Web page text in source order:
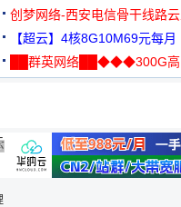
创梦网络-西安电信骨干线路
88元/月
【超云】4核8G10M69元每月
██群英网络██◆◆◆300G高
选择
性选择
性选择
理性选择
选择
性选择
性选择
商业广告，理性选择